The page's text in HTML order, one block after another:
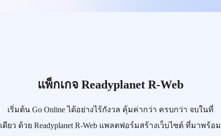
แพ็กเกจ Readyplanet R-Web
เริ่มต้น Go Onlineได้อย่างไร้กังวล คุ้มค่ากว่า ครบกว่า จบในที่
เดียว ด้วย Readyplanet R-Web แพลตฟอร์มสร้างเว็บไซต์ ที่มาพร้อม